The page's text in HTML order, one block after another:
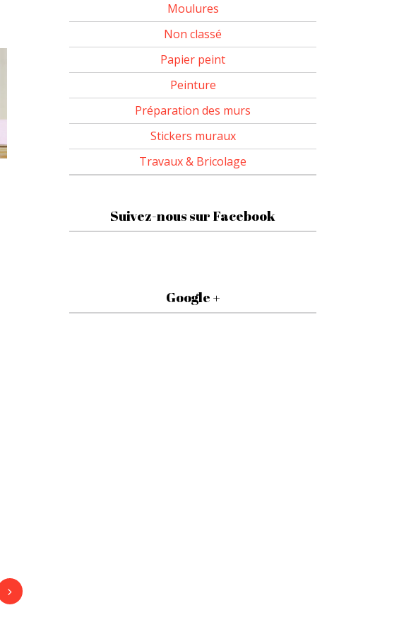
Moulures
Non classé
Papier peint
Peinture
Préparation des murs
Stickers muraux
Travaux & Bricolage
Suivez-nous sur Facebook
Google +